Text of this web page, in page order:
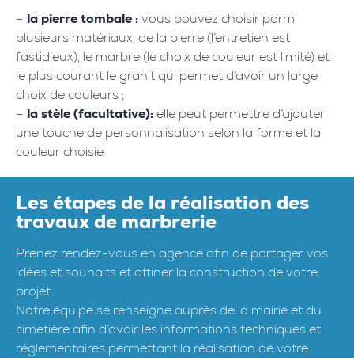
– la pierre tombale :vous pouvez choisir parmi
plusieurs matériaux, de la pierre (l’entretien est
fastidieux), le marbre (le choix de couleur est limité) et
le plus courant le granit qui permet d’avoir un large
choix de couleurs ;
– la stèle (facultative):elle peut permettre d’ajouter
une touche de personnalisation selon la forme et la
couleur choisie.
Les étapes de la réalisation des
travaux de marbrerie
Prenez rendez-vous en agence afin de partager vos
idées et souhaits et affiner la construction de votre
projet.
Notre équipe se renseigne auprès de la mairie et du
cimetière afin d’avoir les informations techniques et
réglementaires permettant la réalisation de votre